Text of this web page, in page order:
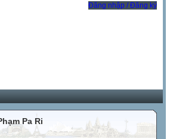
Đăng nhập / Đăng ký
Pa Ri